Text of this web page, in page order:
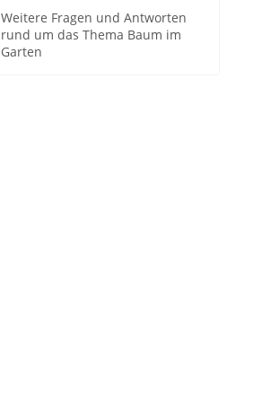
Weitere Fragen und Antworten
rund um das Thema Baum im
Garten